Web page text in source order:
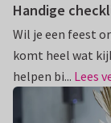
Handige
Wil je een feest
komt heel wat
helpen bi... Lees